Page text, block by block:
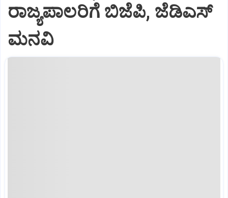
ರಾಜ್ಯಪಾಲರಿಗೆ ಬಿಜೆಪಿ, ಜೆಡಿಎಸ್
ಮನವಿ